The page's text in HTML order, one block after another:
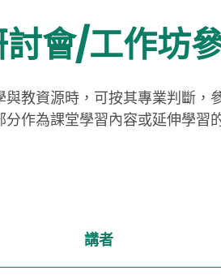
會/工作坊
教資源時，可按其專業判斷
作為課堂學習內容或延伸學習
講者